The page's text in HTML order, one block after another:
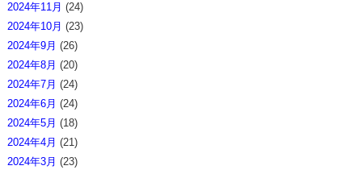
2024年11月 (24)
2024年10月 (23)
2024年9月 (26)
2024年8月 (20)
2024年7月 (24)
2024年6月 (24)
2024年5月 (18)
2024年4月 (21)
2024年3月 (23)